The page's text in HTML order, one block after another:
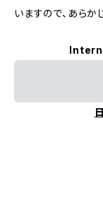
いますので、あらか